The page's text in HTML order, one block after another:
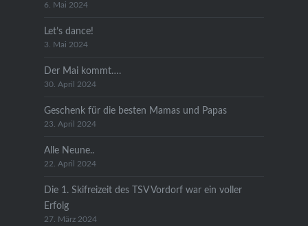
6. Mai 2024
Let’s dance!
3. Mai 2024
Der Mai kommt….
30. April 2024
Geschenk für die besten Mamas und Papas
23. April 2024
Alle Neune..
22. April 2024
Die 1. Skifreizeit des TSV Vordorf war ein voller
Erfolg
27. März 2024